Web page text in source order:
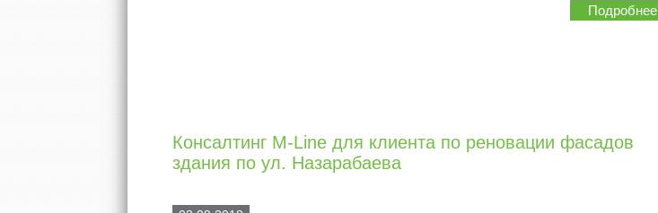
Подробнее
Консалтинг M-Line для клиента по реновации фасадов
здания по ул. Назарабаева